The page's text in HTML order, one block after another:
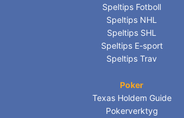
Speltips Fotboll
Speltips NHL
Speltips SHL
Speltips E-sport
Speltips Trav
Poker
Texas Holdem Guide
Pokerverktyg